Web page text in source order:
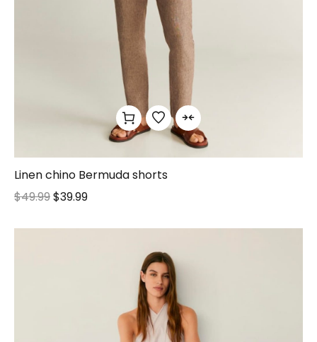
Linen chino Bermuda shorts
$49.99$39.99